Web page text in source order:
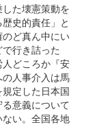
た壊憲策動を
史的責任」と
ど真ん中にい
行き詰った
人どころか『安
人事介入は馬
定した日本国
意義について
い。全国各地